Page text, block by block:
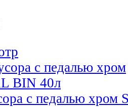
с педалью